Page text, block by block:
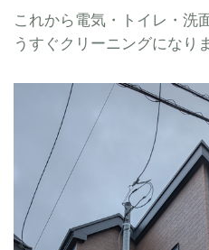
これから電気・トイレ・洗
うすぐクリーニングになりま